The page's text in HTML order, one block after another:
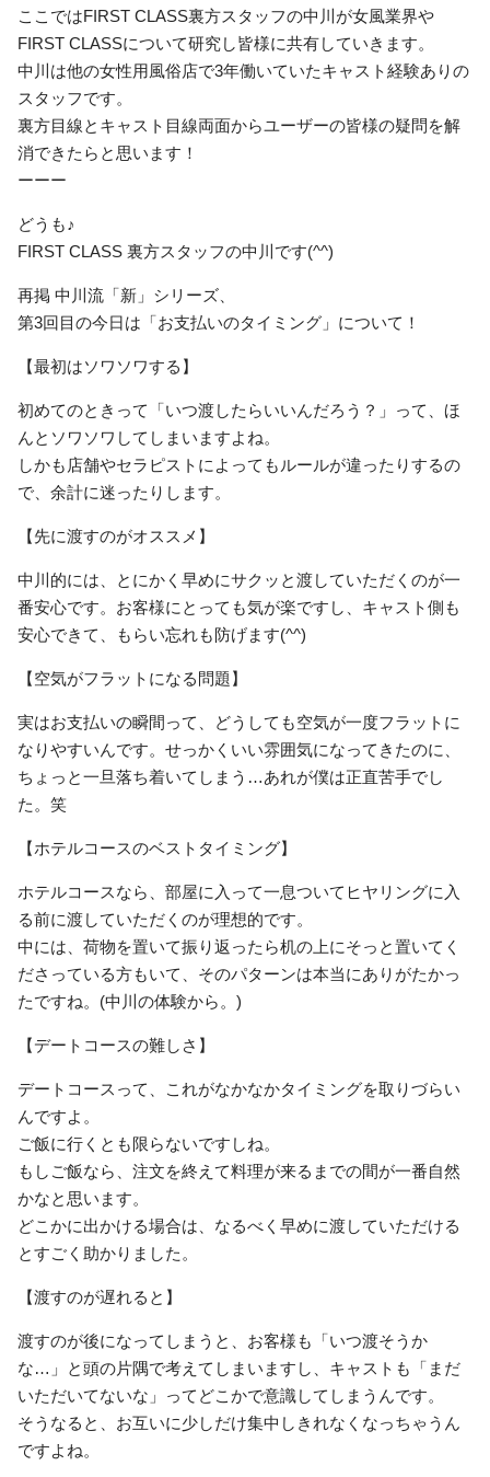
ここではFIRST CLASS裏方スタッフの中川が女風業界や
FIRST CLASSについて研究し皆様に共有していきます。
中川は他の女性用風俗店で3年働いていたキャスト経験ありの
スタッフです。
裏方目線とキャスト目線両面からユーザーの皆様の疑問を解
消できたらと思います！
ーーー
どうも♪
FIRST CLASS 裏方スタッフの中川です(^^)
再掲 中川流「新」シリーズ、
第3回目の今日は「お支払いのタイミング」について！
【最初はソワソワする】
初めてのときって「いつ渡したらいいんだろう？」って、ほ
んとソワソワしてしまいますよね。
しかも店舗やセラピストによってもルールが違ったりするの
で、余計に迷ったりします。
【先に渡すのがオススメ】
中川的には、とにかく早めにサクッと渡していただくのが一
番安心です。お客様にとっても気が楽ですし、キャスト側も
安心できて、もらい忘れも防げます(^^)
【空気がフラットになる問題】
実はお支払いの瞬間って、どうしても空気が一度フラットに
なりやすいんです。せっかくいい雰囲気になってきたのに、
ちょっと一旦落ち着いてしまう…あれが僕は正直苦手でし
た。笑
【ホテルコースのベストタイミング】
ホテルコースなら、部屋に入って一息ついてヒヤリングに入
る前に渡していただくのが理想的です。
中には、荷物を置いて振り返ったら机の上にそっと置いてく
ださっている方もいて、そのパターンは本当にありがたかっ
たですね。(中川の体験から。)
【デートコースの難しさ】
デートコースって、これがなかなかタイミングを取りづらい
んですよ。
ご飯に行くとも限らないですしね。
もしご飯なら、注文を終えて料理が来るまでの間が一番自然
かなと思います。
どこかに出かける場合は、なるべく早めに渡していただける
とすごく助かりました。
【渡すのが遅れると】
渡すのが後になってしまうと、お客様も「いつ渡そうか
な…」と頭の片隅で考えてしまいますし、キャストも「まだ
いただいてないな」ってどこかで意識してしまうんです。
そうなると、お互いに少しだけ集中しきれなくなっちゃうん
ですよね。